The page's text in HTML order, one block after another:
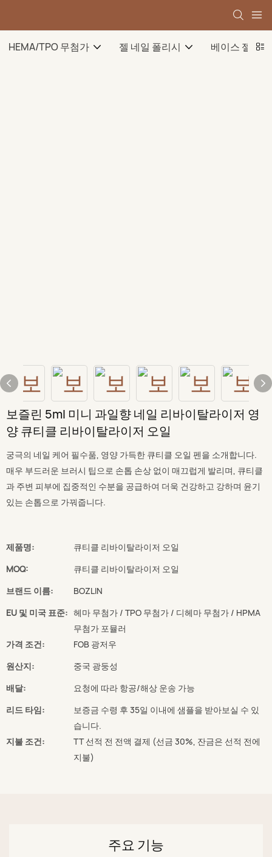
HEMA/TPO 무첨가 젤 네일 폴리시 베이스 젤
보즐린 5ml 미니 과일향 네일 리바이탈라이저 영
양 큐티클 리바이탈라이저 오일
궁극의 네일 케어 필수품, 영양 가득한 큐티클 오일 펜을 소개합니다.
매우 부드러운 브러시 팁으로 손톱 손상 없이 매끄럽게 발리며, 큐티클
과 주변 피부에 집중적인 수분을 공급하여 더욱 건강하고 강하며 윤기
있는 손톱으로 가꿔줍니다.
제품명:
큐티클 리바이탈라이저 오일
MOQ:
큐티클 리바이탈라이저 오일
브랜드 이름:
BOZLIN
EU 및 미국 표준: 헤마 무첨가 / TPO 무첨가 / 디헤마 무첨가 / HPMA
무첨가 포뮬러
가격 조건:
FOB 광저우
원산지:
중국 광둥성
배달:
요청에 따라 항공/해상 운송 가능
리드 타임:
보증금 수령 후 35일 이내에 샘플을 받아보실 수 있
습니다.
지불 조건:
TT 선적 전 전액 결제 (선금 30%, 잔금은 선적 전에
지불)
주요 기능